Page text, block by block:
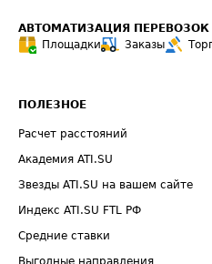
АВТОМАТИЗАЦИЯ ПЕРЕВОЗОК
Площадки
Заказы
ПОЛЕЗНОЕ
Расчет расстояний
Академия ATI.SU
Звезды ATI.SU на вашем сайте
Индекс ATI.SU FTL РФ
Средние ставки
Выгодные направления